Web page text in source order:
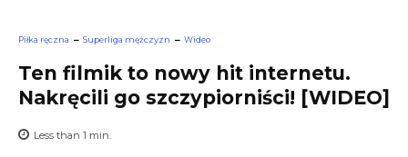
Piłka ręczna Superliga mężczyzn Wideo
Ten filmik to nowy hit internetu.
Nakręcili go szczypiorniści! [WIDEO]
Less than 1 min.